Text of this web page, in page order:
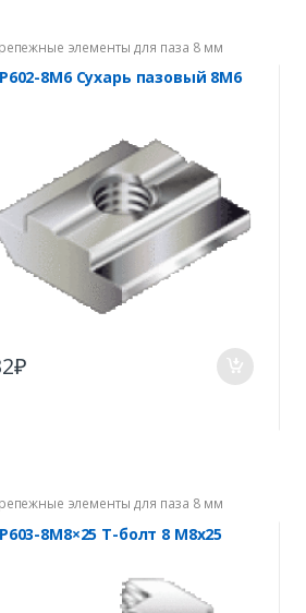
элементы для паза 8 мм
8M6 Сухарь пазовый 8М6
₽
элементы для паза 8 мм
8М8×25 Т-болт 8 M8x25